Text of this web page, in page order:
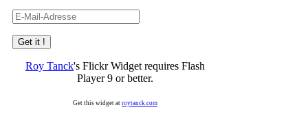
E-
Adresse
Roy Tanck's Flickr Widget requires Flash
Player 9 or better.
Get this widget atroytanck.com